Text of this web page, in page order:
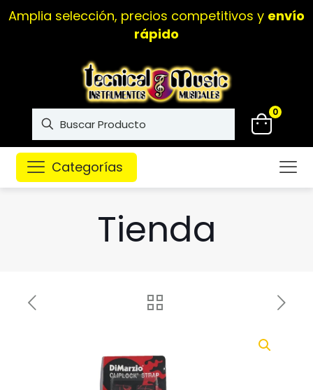
Amplia selección, precios competitivos y envío
rápido
0
Categorías
Tienda